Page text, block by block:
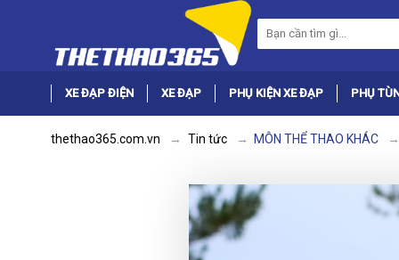
XE ĐẠP ĐIỆN XE ĐẠP PHỤ KIỆN XE ĐẠP PHỤ
thethao365.com.vn Tin tức MÔN THỂ THAO KHÁC